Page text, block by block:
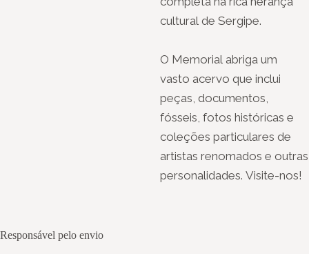
cultural de Sergipe.
O Memorial abriga um
vasto acervo que inclui
peças, documentos,
fósseis, fotos históricas e
coleções particulares de
artistas renomados e outras
personalidades. Visite-nos!
Responsável pelo envio